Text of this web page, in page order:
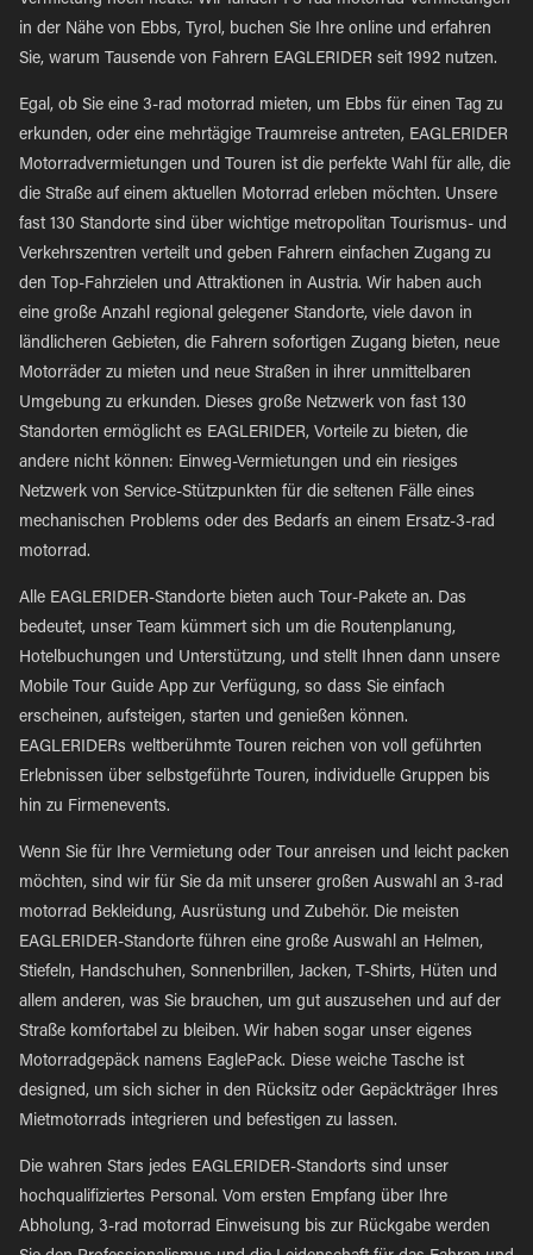
in der Nähe von Ebbs, Tyrol, buchen Sie Ihre online und erfahren
Sie, warum Tausende von Fahrern EAGLERIDER seit 1992 nutzen.
Egal, ob Sie eine 3-rad motorrad mieten, um Ebbs für einen Tag zu
erkunden, oder eine mehrtägige Traumreise antreten, EAGLERIDER
Motorradvermietungen und Touren ist die perfekte Wahl für alle, die
die Straße auf einem aktuellen Motorrad erleben möchten. Unsere
fast 130 Standorte sind über wichtige metropolitan Tourismus- und
Verkehrszentren verteilt und geben Fahrern einfachen Zugang zu
den Top-Fahrzielen und Attraktionen in Austria. Wir haben auch
eine große Anzahl regional gelegener Standorte, viele davon in
ländlicheren Gebieten, die Fahrern sofortigen Zugang bieten, neue
Motorräder zu mieten und neue Straßen in ihrer unmittelbaren
Umgebung zu erkunden. Dieses große Netzwerk von fast 130
Standorten ermöglicht es EAGLERIDER, Vorteile zu bieten, die
andere nicht können: Einweg-Vermietungen und ein riesiges
Netzwerk von Service-Stützpunkten für die seltenen Fälle eines
mechanischen Problems oder des Bedarfs an einem Ersatz-3-rad
motorrad.
Alle EAGLERIDER-Standorte bieten auch Tour-Pakete an. Das
bedeutet, unser Team kümmert sich um die Routenplanung,
Hotelbuchungen und Unterstützung, und stellt Ihnen dann unsere
Mobile Tour Guide App zur Verfügung, so dass Sie einfach
erscheinen, aufsteigen, starten und genießen können.
EAGLERIDERs weltberühmte Touren reichen von voll geführten
Erlebnissen über selbstgeführte Touren, individuelle Gruppen bis
hin zu Firmenevents.
Wenn Sie für Ihre Vermietung oder Tour anreisen und leicht packen
möchten, sind wir für Sie da mit unserer großen Auswahl an 3-rad
motorrad Bekleidung, Ausrüstung und Zubehör. Die meisten
EAGLERIDER-Standorte führen eine große Auswahl an Helmen,
Stiefeln, Handschuhen, Sonnenbrillen, Jacken, T-Shirts, Hüten und
allem anderen, was Sie brauchen, um gut auszusehen und auf der
Straße komfortabel zu bleiben. Wir haben sogar unser eigenes
Motorradgepäck namens EaglePack. Diese weiche Tasche ist
designed, um sich sicher in den Rücksitz oder Gepäckträger Ihres
Mietmotorrads integrieren und befestigen zu lassen.
Die wahren Stars jedes EAGLERIDER-Standorts sind unser
hochqualifiziertes Personal. Vom ersten Empfang über Ihre
Abholung, 3-rad motorrad Einweisung bis zur Rückgabe werden